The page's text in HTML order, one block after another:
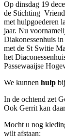
Op dinsdag 19
de Stichting
met hulpgoederen
jaar. Nu
Diakonessenhuis
met de St Switie
het
Passewaaijse
We kunnen hulp
In de ochtend zet
Ook Gerrit kan
Mocht u nog
wilt afstaan: